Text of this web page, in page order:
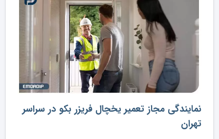
نمایندگی مجاز تعمیر یخچال فریزر بکو در سراسر
تهران